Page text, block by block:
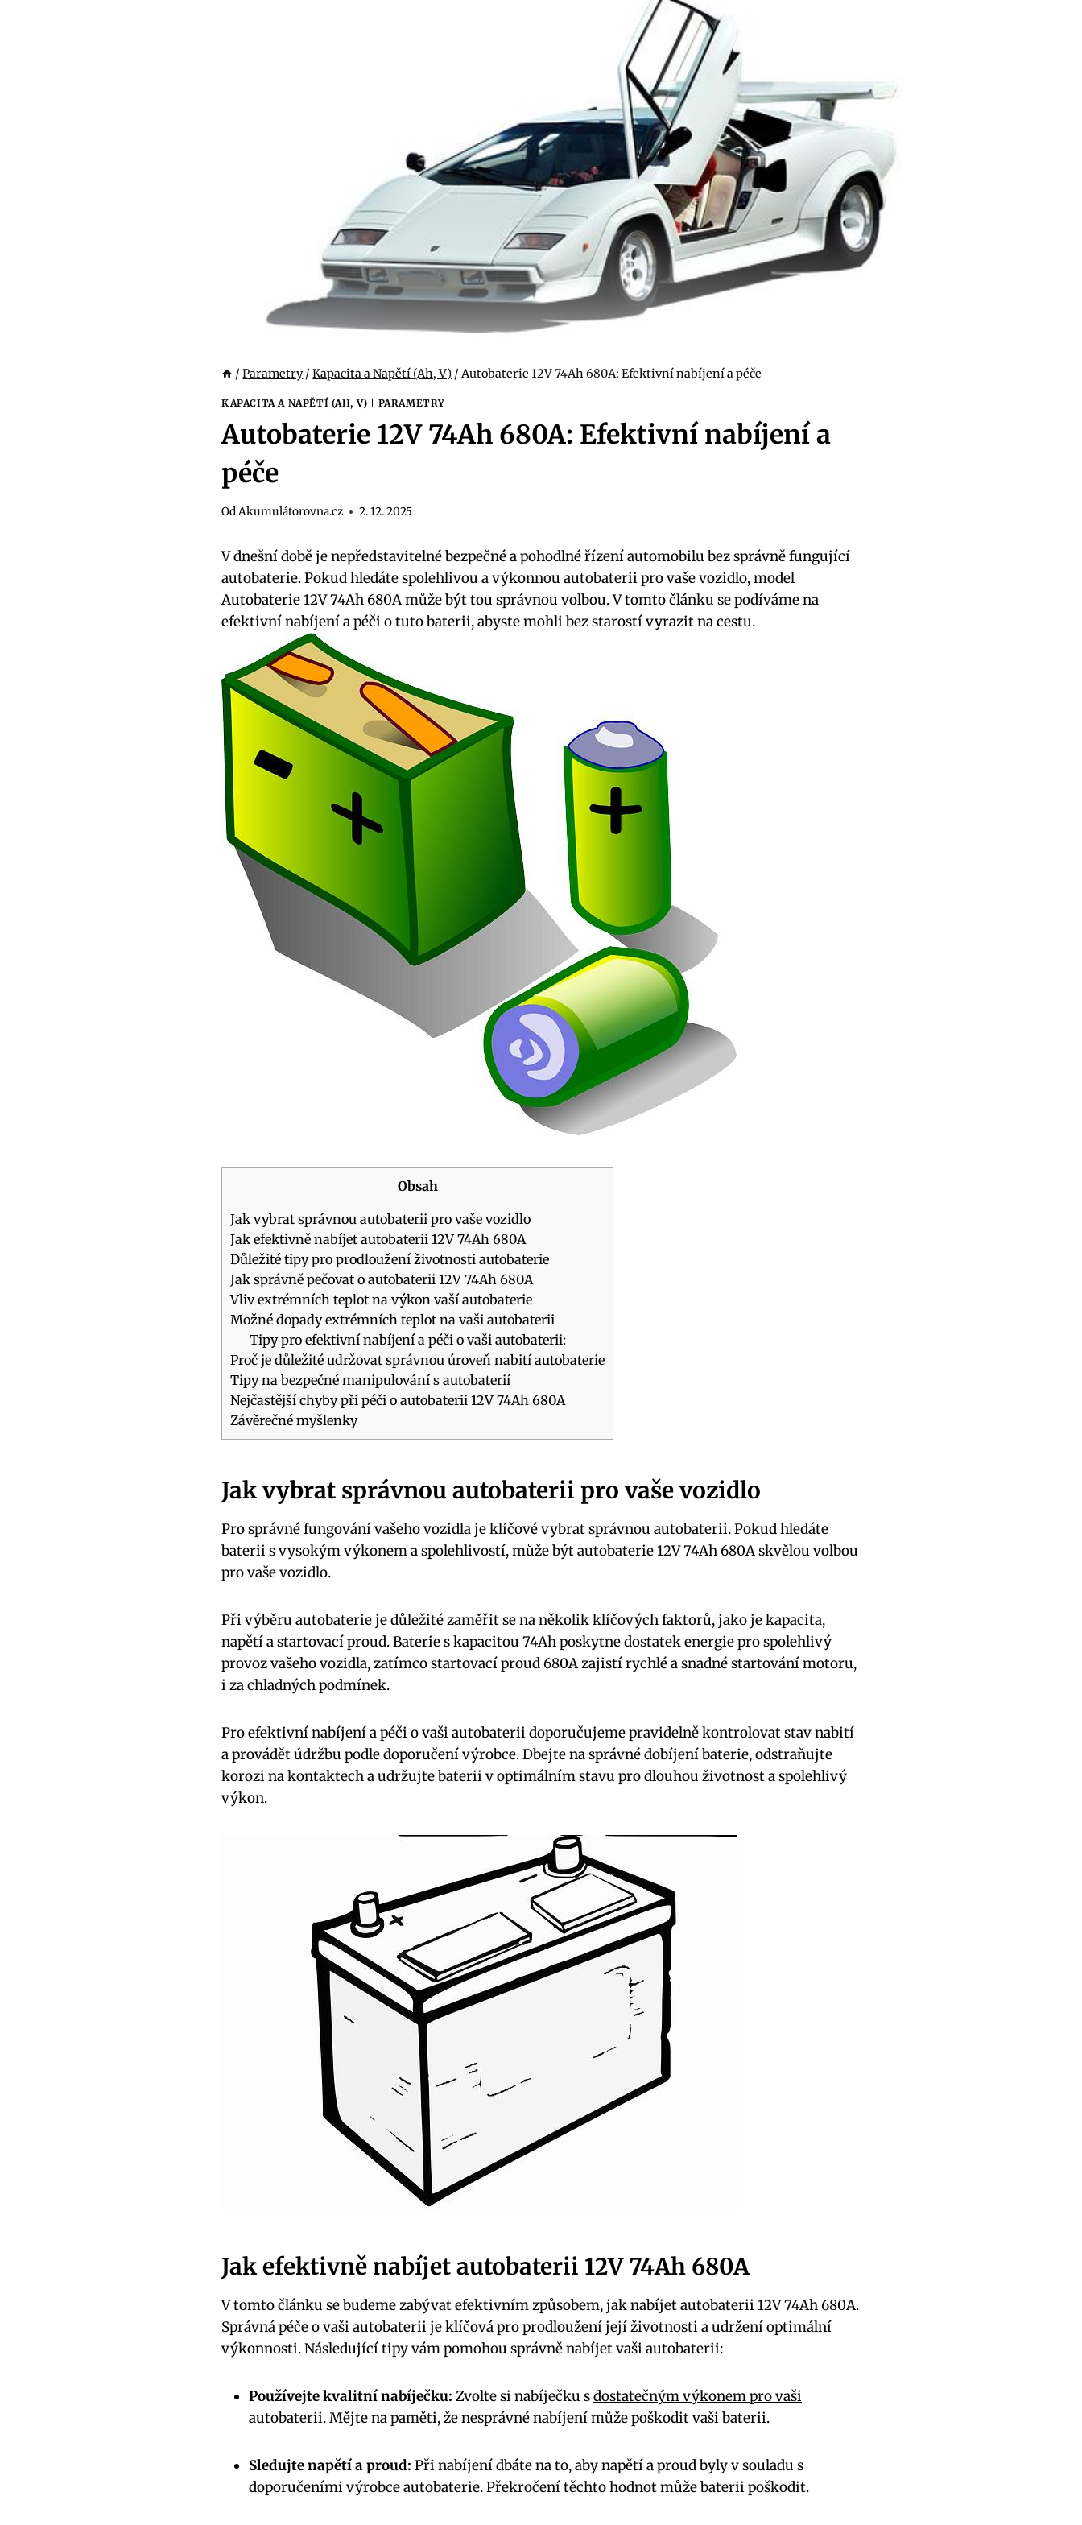
/ Parametry/ Kapacita a Napětí (Ah, V) / Autobaterie 12V 74Ah 680A: Efektivní nabíjení a péče
KAPACITA A NAPĚTÍ (AH, V) | PARAMETRY
Autobaterie 12V 74Ah 680A: Efektivní nabíjení a
péče
OdAkumulátorovna.cz 2. 12. 2025
V dnešní době je nepředstavitelné bezpečné a pohodlné řízení automobilu bez správně fungující
autobaterie. Pokud hledáte spolehlivou a výkonnou autobaterii pro vaše vozidlo, model
Autobaterie 12V 74Ah 680A může být tou správnou volbou. V tomto článku se podíváme na
efektivní nabíjení a péči o tuto baterii, abyste mohli bez starostí vyrazit na cestu.
Obsah
Jak vybrat správnou autobaterii pro vaše vozidlo
Jak efektivně nabíjet autobaterii 12V 74Ah 680A
Důležité tipy pro prodloužení životnosti autobaterie
Jak správně pečovat o autobaterii 12V 74Ah 680A
Vliv extrémních teplot na výkon vaší autobaterie
Možné dopady extrémních teplot na vaši autobaterii
Tipy pro efektivní nabíjení a péči o vaši autobaterii:
Proč je důležité udržovat správnou úroveň nabití autobaterie
Tipy na bezpečné manipulování s autobaterií
Nejčastější chyby při péči o autobaterii 12V 74Ah 680A
Závěrečné myšlenky
Jak vybrat správnou autobaterii pro vaše vozidlo
Pro správné fungování vašeho vozidla je klíčové vybrat správnou autobaterii. Pokud hledáte
baterii s vysokým výkonem a spolehlivostí, může být autobaterie 12V 74Ah 680A skvělou volbou
pro vaše vozidlo.
Při výběru autobaterie je důležité zaměřit se na několik klíčových faktorů, jako je kapacita,
napětí a startovací proud. Baterie s kapacitou 74Ah poskytne dostatek energie pro spolehlivý
provoz vašeho vozidla, zatímco startovací proud 680A zajistí rychlé a snadné startování motoru,
i za chladných podmínek.
Pro efektivní nabíjení a péči o vaši autobaterii doporučujeme pravidelně kontrolovat stav nabití
a provádět údržbu podle doporučení výrobce. Dbejte na správné dobíjení baterie, odstraňujte
korozi na kontaktech a udržujte baterii v optimálním stavu pro dlouhou životnost a spolehlivý
výkon.
Jak efektivně nabíjet autobaterii 12V 74Ah 680A
V tomto článku se budeme zabývat efektivním způsobem, jak nabíjet autobaterii 12V 74Ah 680A.
Správná péče o vaši autobaterii je klíčová pro prodloužení její životnosti a udržení optimální
výkonnosti. Následující tipy vám pomohou správně nabíjet vaši autobaterii:
Používejte kvalitní nabíječku: Zvolte si nabíječku sdostatečným výkonem pro vaši
autobaterii. Mějte na paměti, že nesprávné nabíjení může poškodit vaši baterii.
Sledujte napětí a proud: Při nabíjení dbáte na to, aby napětí a proud byly v souladu s
doporučeními výrobce autobaterie. Překročení těchto hodnot může baterii poškodit.